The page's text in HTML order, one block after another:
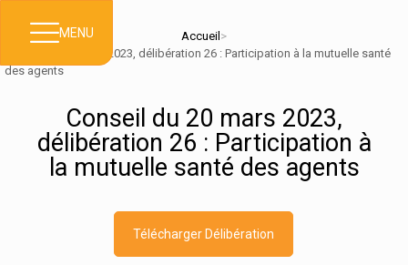
MENU Accueil >
Conseil du 20 mars 2023, délibération 26 : Participation à la mutuelle santé
des agents
Conseil du 20 mars 2023,
délibération 26 : Participation à
la mutuelle santé des agents
Télécharger Délibération